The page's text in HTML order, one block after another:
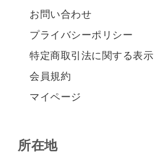
お問い合わせ
プライバシーポリシー
特定商取引法に関する表示
会員規約
マイページ
所在地